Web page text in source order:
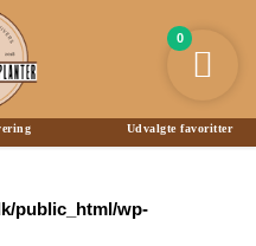
Udvalgte favoritter
public_html/wp-
0